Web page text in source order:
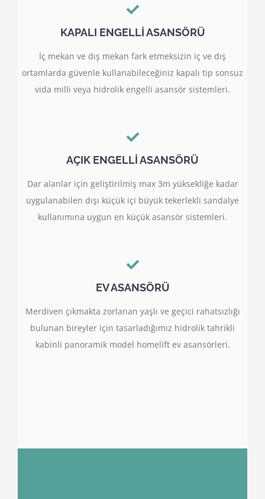
KAPALI ENGELLİ ASANSÖRÜ
İç mekan ve dış mekan fark etmeksizin iç ve dış
ortamlarda güvenle kullanabileceğiniz kapalı tip sonsuz
vida milli veya hidrolik engelli asansör sistemleri.
AÇIK ENGELLİ ASANSÖRÜ
Dar alanlar için geliştirilmiş max 3m yüksekliğe kadar
uygulanabilen dışı küçük içi büyük tekerlekli sandalye
kullanımına uygun en küçük asansör sistemleri.
EV ASANSÖRÜ
Merdiven çıkmakta zorlanan yaşlı ve geçici rahatsızlığı
bulunan bireyler için tasarladığımız hidrolik tahrikli
kabinli panoramik model homelift ev asansörleri.